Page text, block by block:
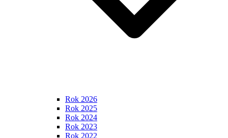
Rok 2026
Rok 2025
Rok 2024
Rok 2023
Rok 2022